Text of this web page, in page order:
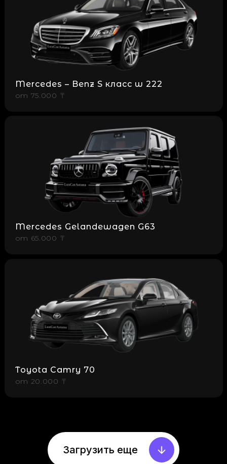
Mercedes – Benz S класс w 222
от 75.000 ₸
Mercedes Gelandewagen G63
от 65.000 ₸
Toyota Camry 70
от 20.000 ₸
Загрузить еще